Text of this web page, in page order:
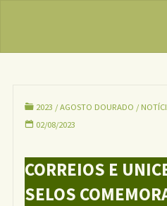
INTERNACIONAL
IVOS
2023 / AGOSTO DOURADO /
02/08/2023
CORREIOS E
SELOS